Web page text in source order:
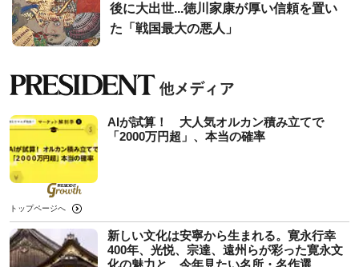
後に大出世...徳川家康が厚い信頼を置い
た「戦国最大の悪人」
AIが試算！ 大人気オルカン積み立てで
「2000万円超」、本当の確率
トップページへ
新しい文化は安寧から生まれる。寛永行幸
400年、光悦、宗達、遠州らが彩った寛永文
化の魅力と、今年見たい名所・名作選